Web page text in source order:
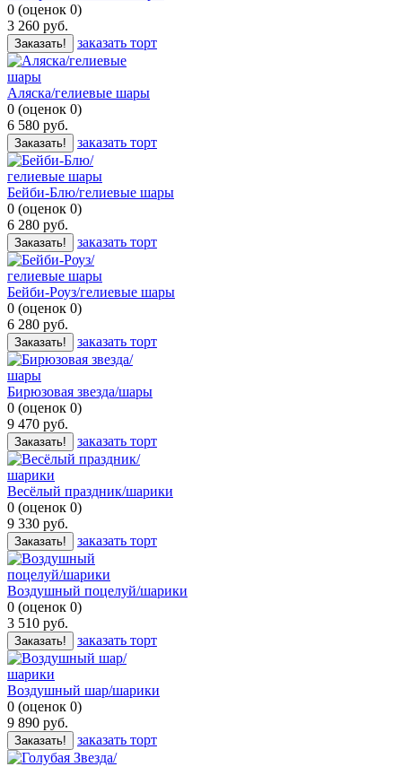
0 (оценок 0)
3 260 руб.
Заказать! заказать торт
Аляска/гелиевые шары
0 (оценок 0)
6 580 руб.
Заказать! заказать торт
Бейби-Блю/гелиевые шары
0 (оценок 0)
6 280 руб.
Заказать! заказать торт
Бейби-Роуз/гелиевые шары
0 (оценок 0)
6 280 руб.
Заказать! заказать торт
Бирюзовая звезда/шары
0 (оценок 0)
9 470 руб.
Заказать! заказать торт
Весёлый праздник/шарики
0 (оценок 0)
9 330 руб.
Заказать! заказать торт
Воздушный поцелуй/шарики
0 (оценок 0)
3 510 руб.
Заказать! заказать торт
Воздушный шар/шарики
0 (оценок 0)
9 890 руб.
Заказать! заказать торт